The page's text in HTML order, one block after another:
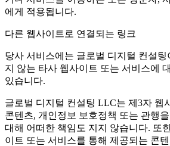
에게 적용됩니다.
다른 웹사이트로 연결되는 링크
당사 서비스에는 글로벌 디지털 컨설
지 않는 타사 웹사이트 또는 서비스에
있습니다.
글로벌 디지털 컨설팅 LLC는 제3자 웹
콘텐츠, 개인정보 보호정책 또는 관행
대해 어떠한 책임도 지지 않습니다. 또
이트 또는 서비스를 통해 제공되는 콘